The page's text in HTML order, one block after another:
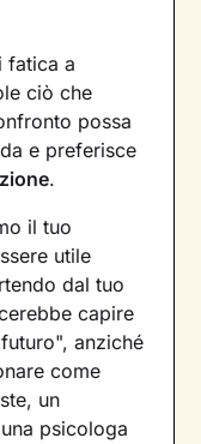
fatica a
ciò che
possa
e preferisce
.
il tuo
utile
dal tuo
capire
anziché
come
un
psicologa